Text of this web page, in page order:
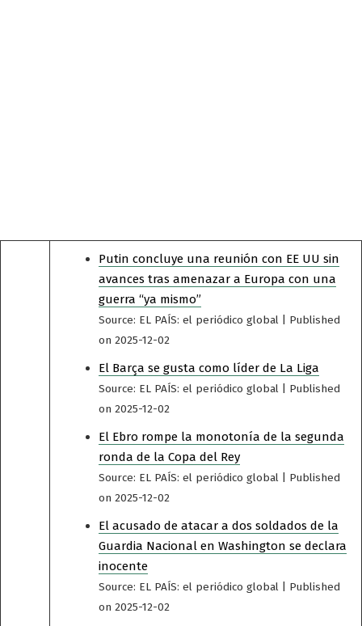
Putin concluye una reunión con EE UU sin
avances tras amenazar a Europa con una
guerra “ya mismo”
Source: EL PAÍS: el periódico global
Published
on 2025-12-02
El Barça se gusta como líder de La Liga
Source: EL PAÍS: el periódico global
Published
on 2025-12-02
El Ebro rompe la monotonía de la segunda
ronda de la Copa del Rey
Source: EL PAÍS: el periódico global
Published
on 2025-12-02
El acusado de atacar a dos soldados de la
Guardia Nacional en Washington se declara
inocente
Source: EL PAÍS: el periódico global
Published
on 2025-12-02